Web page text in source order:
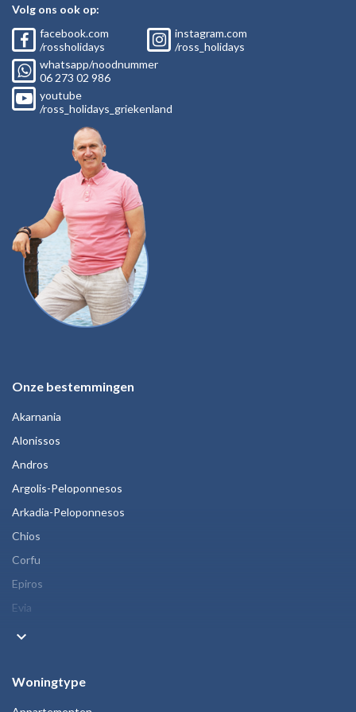
Volg ons ook op:
facebook.com
/rossholidays
instagram.com
/ross_holidays
whatsapp/noodnummer
06 273 02 986
youtube
/ross_holidays_griekenland
Onze bestemmingen
Akarnania
Alonissos
Andros
Argolis-Peloponnesos
Arkadia-Peloponnesos
Chios
Corfu
Epiros
Evia
keyboard_arrow_down
Woningtype